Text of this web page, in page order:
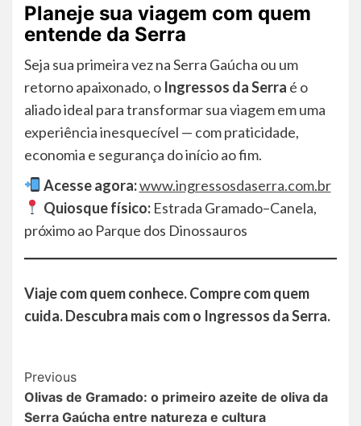
Planeje sua viagem com quem
entende da Serra
Seja sua primeira vez na Serra Gaúcha ou um
retorno apaixonado, o Ingressos da Serra é o
aliado ideal para transformar sua viagem em uma
experiência inesquecível — com praticidade,
economia e segurança do início ao fim.
Acesse agora:www.ingressosdaserra.com.br
Quiosque físico:Estrada Gramado–Canela,
próximo ao Parque dos Dinossauros
Viaje com quem conhece. Compre com quem
cuida. Descubra mais com o Ingressos da Serra.
Post
Navigation
Previous
Olivas de Gramado: o primeiro azeite de oliva da
Serra Gaúcha entre natureza e cultura